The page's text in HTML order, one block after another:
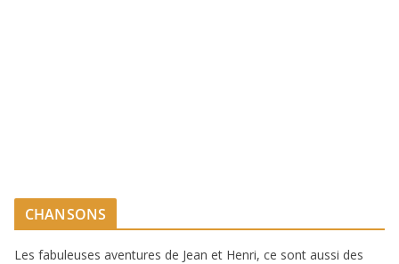
CHANSONS
Les fabuleuses aventures de Jean et Henri, ce sont aussi des